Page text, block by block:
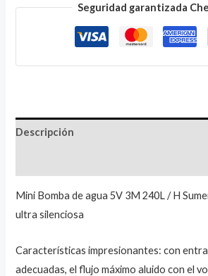
Seguridad garantizada
Descripción
Mini Bomba de agua 5V 3M 240L / H
ultra silenciosa
Características impresionantes: con
adecuadas, el flujo máximo aluido con el